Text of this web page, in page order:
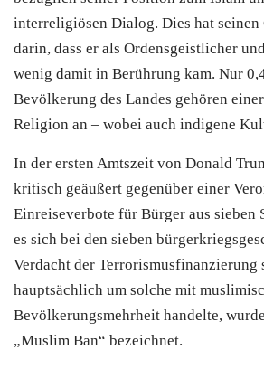
interreligiösen Dialog. Dies hat
darin, dass er als Ordensgeistlicher
wenig damit in Berührung kam. Nur
Bevölkerung des Landes gehören
Religion an – wobei auch indigene
In der ersten Amtszeit von Donald
kritisch geäußert gegenüber einer
Einreiseverbote für Bürger aus sieben
es sich bei den sieben
Verdacht der Terrorismusfinanzierung
hauptsächlich um solche mit
Bevölkerungsmehrheit handelte,
„Muslim Ban“ bezeichnet.